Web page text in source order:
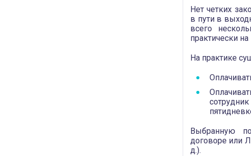
Нет четких
в пути в
всего
практически
На практике
Выбранную
договоре или
д.).